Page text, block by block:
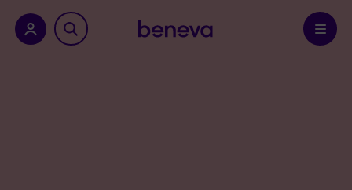
province.Confirmer